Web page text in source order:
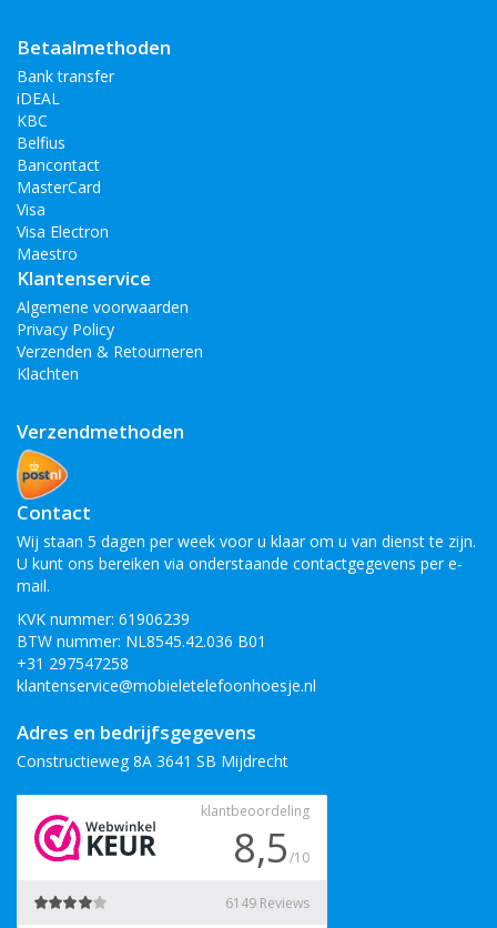
Betaalmethoden
Bank transfer
iDEAL
KBC
Belfius
Bancontact
MasterCard
Visa
Visa Electron
Maestro
Klantenservice
Algemene voorwaarden
Privacy Policy
Verzenden & Retourneren
Klachten
Verzendmethoden
Contact
Wij staan 5 dagen per week voor u klaar om u van dienst te zijn.
U kunt ons bereiken via onderstaande contactgegevens per e-
mail.
KVK nummer: 61906239
BTW nummer: NL8545.42.036 B01
+31 297547258
klantenservice@mobieletelefoonhoesje.nl
Adres en bedrijfsgegevens
Constructieweg 8A 3641 SB Mijdrecht